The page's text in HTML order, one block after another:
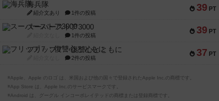
39 PT
海兵隊
紹介文あり 1件の投稿
39 PT
スーパーストア3000
1件の投稿
37 PT
フリップ７：復讐心とともに
2件の投稿
※Apple、Apple のロゴ は、米国および他の国々で登録されたApple Inc.の商標です。
※App Store は、Apple Inc.のサービスマークです。
※Android は、グーグル インコーポレイテッドの商標または登録商標です。